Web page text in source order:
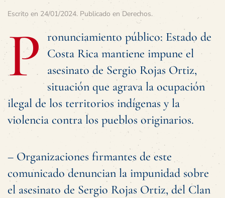
Escrito en 24/01/2024. Publicado en Derechos.
P ronunciamiento público: Estado de
Costa Rica mantiene impune el
asesinato de Sergio Rojas Ortiz,
situación que agrava la ocupación
ilegal de los territorios indígenas y la
violencia contra los pueblos originarios.
– Organizaciones firmantes de este
comunicado denuncian la impunidad sobre
el asesinato de Sergio Rojas Ortiz, del Clan